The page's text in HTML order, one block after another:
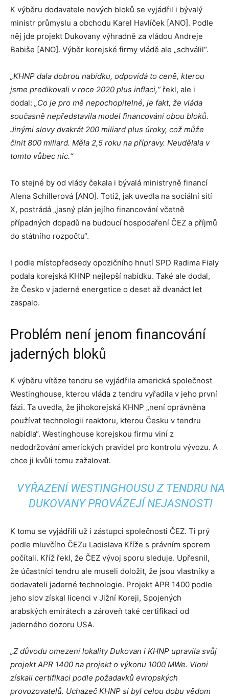
K výběru dodavatele nových bloků se vyjádřil i bývalý
ministr průmyslu a obchodu Karel Havlíček [ANO]. Podle
něj jde projekt Dukovany výhradně za vládou Andreje
Babiše [ANO]. Výběr korejské firmy vládě ale „schválil“.
„KHNP dala dobrou nabídku, odpovídá to ceně, kterou
jsme predikovali v roce 2020 plus inflaci,“řekl, ale i
dodal: „Co je pro mě nepochopitelné, je fakt, že vláda
současně nepředstavila model financování obou bloků.
Jinými slovy dvakrát 200 miliard plus úroky, což může
činit 800 miliard. Měla 2,5 roku na přípravy. Neudělala v
tomto vůbec nic.“
To stejné by od vlády čekala i bývalá ministryně financí
Alena Schillerová [ANO]. Totiž, jak uvedla na sociální sítí
X, postrádá „jasný plán jejího financování včetně
případných dopadů na budoucí hospodaření ČEZ a příjmů
do státního rozpočtu“.
I podle místopředsedy opozičního hnutí SPD Radima Fialy
podala korejská KHNP nejlepší nabídku. Také ale dodal,
že Česko v jaderné energetice o deset až dvanáct let
zaspalo.
Problém není jenom financování
jaderných bloků
K výběru vítěze tendru se vyjádřila americká společnost
Westinghouse, kterou vláda z tendru vyřadila v jeho první
fázi. Ta uvedla, že jihokorejská KHNP „není oprávněna
používat technologii reaktoru, kterou Česku v tendru
nabídla“. Westinghouse korejskou firmu viní z
nedodržování amerických pravidel pro kontrolu vývozu. A
chce ji kvůli tomu zažalovat.
VYŘAZENÍ WESTINGHOUSU Z TENDRU NA
DUKOVANY PROVÁZEJÍ NEJASNOSTI
K tomu se vyjádřili už i zástupci společnosti ČEZ. Ti prý
podle mluvčího ČEZu Ladislava Kříže s právním sporem
počítali. Kříž řekl, že ČEZ vývoj sporu sleduje. Upřesnil,
že účastníci tendru ale museli doložit, že jsou vlastníky a
dodavateli jaderné technologie. Projekt APR 1400 podle
jeho slov získal licenci v Jižní Koreji, Spojených
arabských emirátech a zároveň také certifikaci od
jaderného dozoru USA.
„Z důvodu omezení lokality Dukovan i KHNP upravila svůj
projekt APR 1400 na projekt o výkonu 1000 MWe. Vloni
získali certifikaci podle požadavků evropských
provozovatelů. Uchazeč KHNP si byl celou dobu vědom